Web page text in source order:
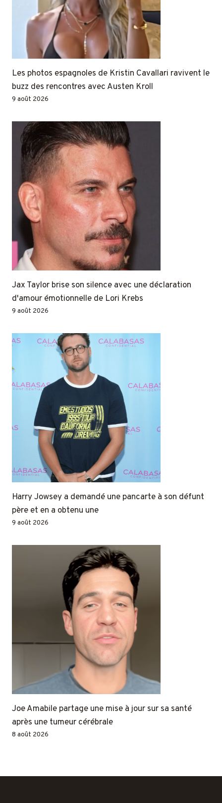
Les photos espagnoles de Kristin Cavallari ravivent le
buzz des rencontres avec Austen Kroll
9 août 2026
Jax Taylor brise son silence avec une déclaration
d'amour émotionnelle de Lori Krebs
9 août 2026
Harry Jowsey a demandé une pancarte à son défunt
père et en a obtenu une
9 août 2026
Joe Amabile partage une mise à jour sur sa santé
après une tumeur cérébrale
8 août 2026